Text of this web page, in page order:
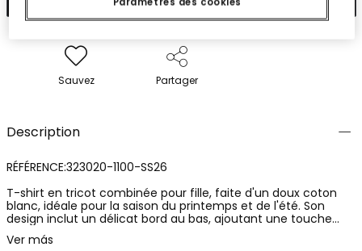
Sauvez Partager
Description
RÉFÉRENCE:323020-1100-SS26
T-shirt en tricot combinée pour fille, faite d'un doux coton
blanc, idéale pour la saison du printemps et de l'été. Son
design inclut un délicat bord au bas, ajoutant une touche
élégante. Parfaite pour les bébés de 12 mois jusqu'aux filles de
14 ans. La coupe ample offre confort et fraîcheur, étant
Ver más